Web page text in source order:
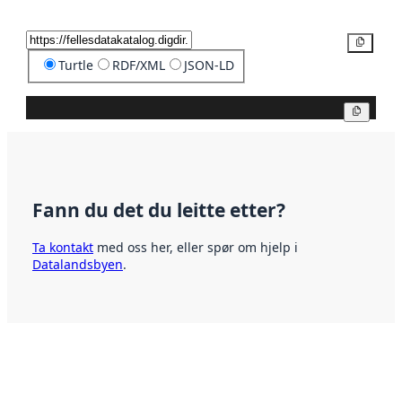
Turtle RDF/XML JSON-LD
Fann du det du leitte etter?
Ta kontakt med oss her, eller spør om hjelp i
Datalandsbyen.